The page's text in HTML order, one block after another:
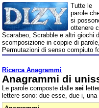
Tutte le
parole
si
ottenere
Scarabeo, Scrabble e altri giochi
scomposizione in coppie di
Permutazioni di senso compiuto
Ricerca Anagrammi
Anagrammi di
Le parole composte dalle sei
lettere sono: due esse, due i, una